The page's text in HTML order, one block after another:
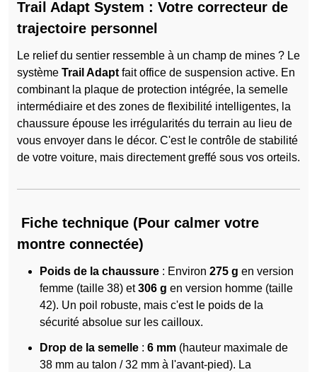
Trail Adapt System : Votre correcteur de
trajectoire personnel
Le relief du sentier ressemble à un champ de mines ? Le
système Trail Adapt fait office de suspension active. En
combinant la plaque de protection intégrée, la semelle
intermédiaire et des zones de flexibilité intelligentes, la
chaussure épouse les irrégularités du terrain au lieu de
vous envoyer dans le décor. C'est le contrôle de stabilité
de votre voiture, mais directement greffé sous vos orteils.
Fiche technique (Pour calmer votre
montre connectée)
Poids de la chaussure : Environ 275 g en version
femme (taille 38) et306 g en version homme (taille
42). Un poil robuste, mais c'est le poids de la
sécurité absolue sur les cailloux.
Drop de la semelle : 6 mm (hauteur maximale de
38 mm au talon / 32 mm à l'avant-pied). La